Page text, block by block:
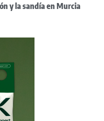
y la sandía en Murcia